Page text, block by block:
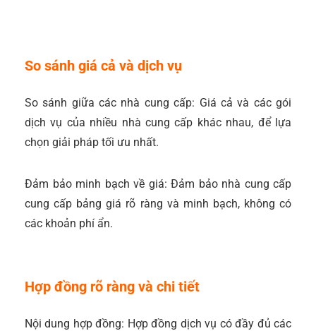
So sánh giá cả và dịch vụ
So sánh giữa các nhà cung cấp: Giá cả và các gói
dịch vụ của nhiều nhà cung cấp khác nhau, để lựa
chọn giải pháp tối ưu nhất.
Đảm bảo minh bạch về giá: Đảm bảo nhà cung cấp
cung cấp bảng giá rõ ràng và minh bạch, không có
các khoản phí ẩn.
Hợp đồng rõ ràng và chi tiết
Nội dung hợp đồng: Hợp đồng dịch vụ có đầy đủ các